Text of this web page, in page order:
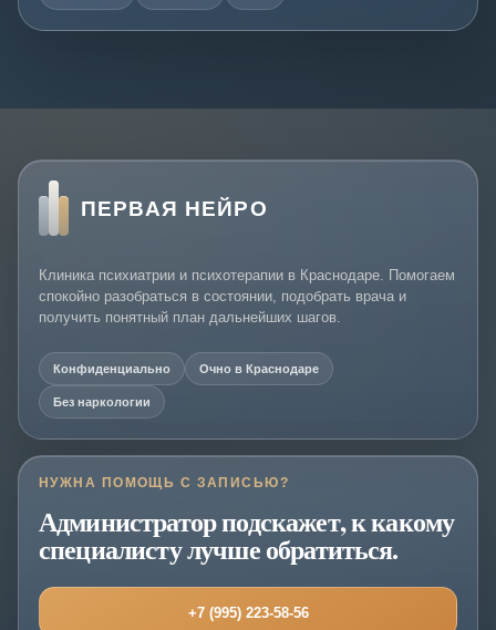
ПЕРВАЯ НЕЙРО
Клиника психиатрии и психотерапии в Краснодаре. Помогаем
спокойно разобраться в состоянии, подобрать врача и
получить понятный план дальнейших шагов.
Конфиденциально Очно в Краснодаре
Без наркологии
НУЖНА ПОМОЩЬ С ЗАПИСЬЮ?
Администратор подскажет, к какому
специалисту лучше обратиться.
+7 (995) 223-58-56